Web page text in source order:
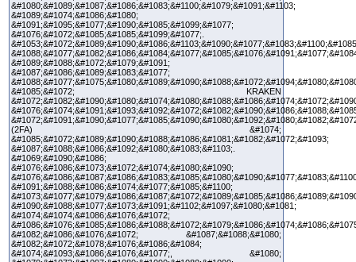
&#1080;&#1089;&#1087;&#1086;&#1083;&#1100;&#1079;&#1091;&#1103;
&#1089;&#1074;&#1086;&#1080;
&#1091;&#1095;&#1077;&#1090;&#1085;&#1099;&#1077;
&#1076;&#1072;&#1085;&#1085;&#1099;&#1077;.
&#1089;&#1088;&#1072;&#1079;&#1091;
&#1087;&#1086;&#1089;&#1083;&#1077;
&#1085;&#1072; KRAKEN
(2FA) &#1074;
&#1085;&#1072;&#1089;&#1090;&#1088;&#1086;&#1081;&#1082;&#1072;&#1093;
&#1087;&#1088;&#1086;&#1092;&#1080;&#1083;&#1103;.
&#1069;&#1090;&#1086;
&#1076;&#1086;&#1073;&#1072;&#1074;&#1080;&#1090;
&#1091;&#1088;&#1086;&#1074;&#1077;&#1085;&#1100;
&#1090;&#1088;&#1077;&#1073;&#1091;&#1102;&#1097;&#1080;&#1081;
&#1074;&#1074;&#1086;&#1076;&#1072;
&#1082;&#1086;&#1076;&#1072; &#1087;&#1088;&#1080;
&#1082;&#1072;&#1078;&#1076;&#1086;&#1084;
&#1074;&#1093;&#1086;&#1076;&#1077;, &#1080;